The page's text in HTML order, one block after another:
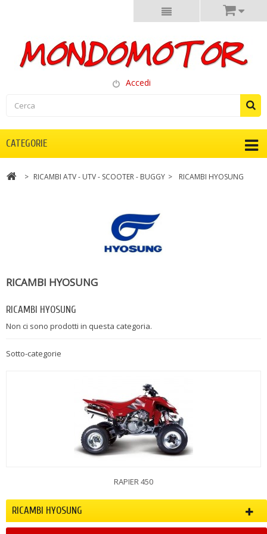
Accedi
CATEGORIE
> RICAMBI ATV - UTV - SCOOTER - BUGGY > RICAMBI HYOSUNG
RICAMBI HYOSUNG
RICAMBI HYOSUNG
Non ci sono prodotti in questa categoria.
Sotto-categorie
RAPIER 450
RICAMBI HYOSUNG